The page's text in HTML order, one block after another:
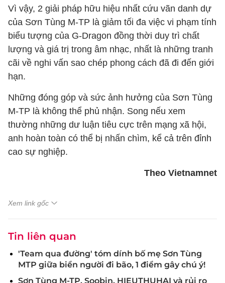
Vì vậy, 2 giải pháp hữu hiệu nhất cứu vãn danh dự
của Sơn Tùng M-TP là giảm tối đa việc vi phạm tính
biểu tượng của G-Dragon đồng thời duy trì chất
lượng và giá trị trong âm nhạc, nhất là những tranh
cãi về nghi vấn sao chép phong cách đã đi đến giới
hạn.
Những đóng góp và sức ảnh hưởng của Sơn Tùng
M-TP là không thể phủ nhận. Song nếu xem
thường những dư luận tiêu cực trên mạng xã hội,
anh hoàn toàn có thể bị nhấn chìm, kể cả trên đỉnh
cao sự nghiệp.
Theo Vietnamnet
Xem link gốc
Tin liên quan
'Team qua đường' tóm dính bố mẹ Sơn Tùng
MTP giữa biển người đi bão, 1 điểm gây chú ý!
Sơn Tùng M-TP, Soobin, HIEUTHUHAI và rủi ro